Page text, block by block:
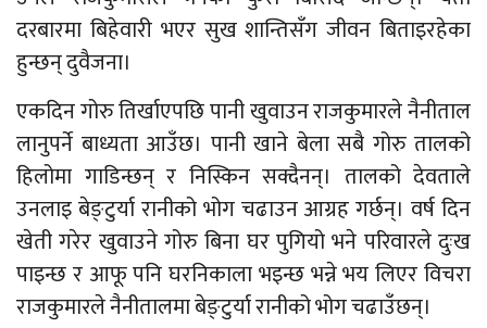
दरबारमा बिहेवारी भएर सुख शान्तिसँग जीवन बिताइरहेका
हुन्छन् दुवैजना।
एकदिन गोरु तिर्खाएपछि पानी खुवाउन राजकुमारले नैनीताल
लानुपर्ने बाध्यता आउँछ। पानी खाने बेला सबै गोरु तालको
हिलोमा गाडिन्छन् र निस्किन सक्दैनन्। तालको देवताले
उनलाइ बेङ्टुर्या रानीको भोग चढाउन आग्रह गर्छन्। वर्ष दिन
खेती गरेर खुवाउने गोरु बिना घर पुगियो भने परिवारले दुःख
पाइन्छ र आफू पनि घरनिकाला भइन्छ भन्ने भय लिएर विचरा
राजकुमारले नैनीतालमा बेङ्टुर्या रानीको भोग चढाउँछन्।